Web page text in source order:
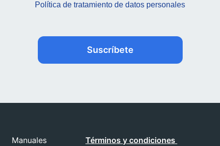
Política de tratamiento de datos personales
Suscríbete
Manuales
Términos y condiciones